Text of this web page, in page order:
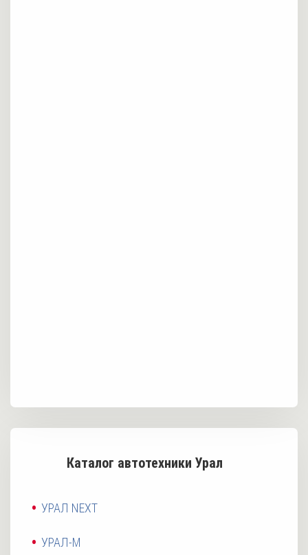
Каталог автотехники Урал
УРАЛ NEXT
УРАЛ-М